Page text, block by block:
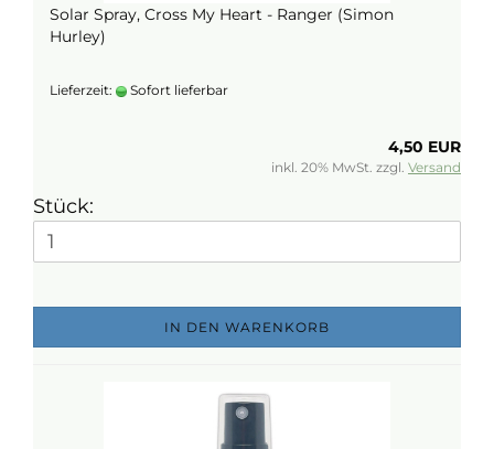
Solar Spray, Cross My Heart - Ranger (Simon
Hurley)
Lieferzeit: Sofort lieferbar
4,50 EUR
inkl. 20% MwSt. zzgl. Versand
Stück:
IN DEN WARENKORB